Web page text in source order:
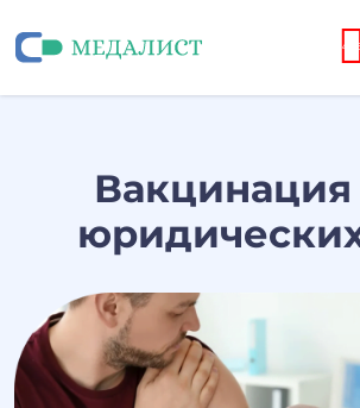
4,9/5
Вакцинация